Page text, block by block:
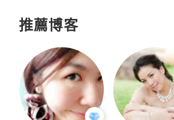
推薦博客